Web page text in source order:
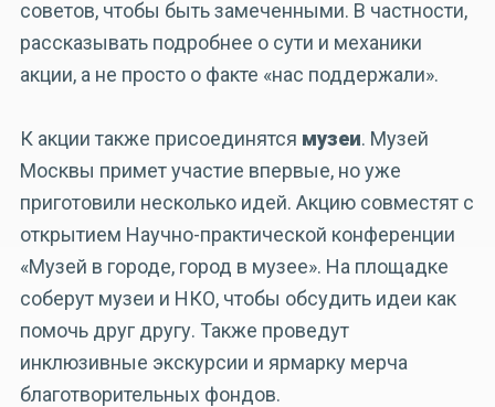
советов, чтобы быть замеченными. В частности,
рассказывать подробнее о сути и механики
акции, а не просто о факте «нас поддержали».
К акции также присоединятся музеи. Музей
Москвы примет участие впервые, но уже
приготовили несколько идей. Акцию совместят с
открытием Научно-практической конференции
«Музей в городе, город в музее». На площадке
соберут музеи и НКО, чтобы обсудить идеи как
помочь друг другу. Также проведут
инклюзивные экскурсии и ярмарку мерча
благотворительных фондов.